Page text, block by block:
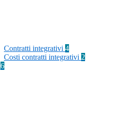
Contratti integrativi 4
Costi contratti integrativi 2
6